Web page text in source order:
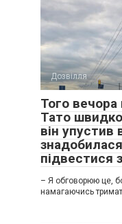
Дозвілля
Того вечора
Тато
він
підвестися
– Я обговорюю це,
намагаючись